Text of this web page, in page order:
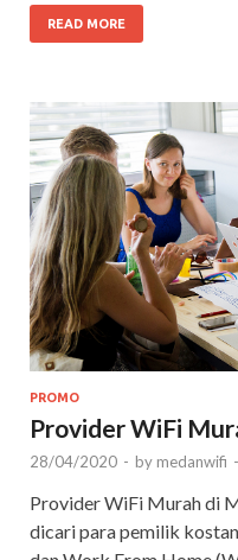
READ MORE
PROMO
Provider WiFi
28/04/2020 - by medanwifi -
Provider WiFi Murah di
dicari para pemilik